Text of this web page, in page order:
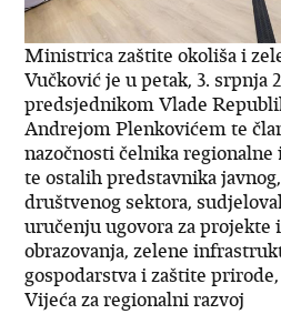
Ministrica zaštite okoliša i
Vučković je u petak, 3. srpnja
predsjednikom Vlade
Andrejom Plenkovićem te
nazočnosti čelnika
te ostalih predstavnika
društvenog sektora,
uručenju ugovora za projekte
obrazovanja, zelene
gospodarstva i zaštite
Vijeća za regionalni razvoj